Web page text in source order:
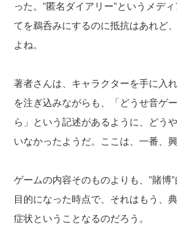
った。”匿名ダイアリー”というメデ
てを鵜呑みにするのに抵抗はあれど
よね。
著者さんは、キャラクターを手に入
を注ぎ込みながらも、「どうせ音ゲ
ら」という記述があるように、どう
いなかったようだ。ここは、一番、
ゲームの内容そのものよりも、”賭博
目的になった時点で、それはもう、
症状ということなるのだろう。